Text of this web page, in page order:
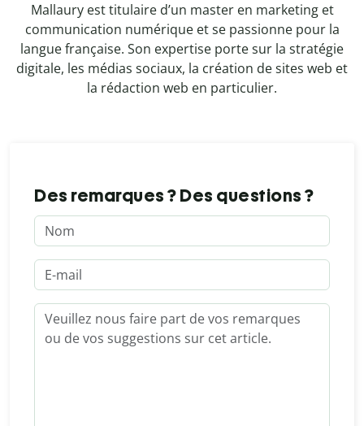
Mallaury est titulaire d’un master en marketing et
communication numérique et se passionne pour la
langue française. Son expertise porte sur la stratégie
digitale, les médias sociaux, la création de sites web et
la rédaction web en particulier.
Des remarques ? Des questions ?